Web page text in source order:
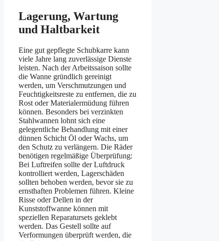
Lagerung, Wartung
und Haltbarkeit
Eine gut gepflegte Schubkarre kann
viele Jahre lang zuverlässige Dienste
leisten. Nach der Arbeitssaison sollte
die Wanne gründlich gereinigt
werden, um Verschmutzungen und
Feuchtigkeitsreste zu entfernen, die zu
Rost oder Materialermüdung führen
können. Besonders bei verzinkten
Stahlwannen lohnt sich eine
gelegentliche Behandlung mit einer
dünnen Schicht Öl oder Wachs, um
den Schutz zu verlängern. Die Räder
benötigen regelmäßige Überprüfung:
Bei Luftreifen sollte der Luftdruck
kontrolliert werden, Lagerschäden
sollten behoben werden, bevor sie zu
ernsthaften Problemen führen. Kleine
Risse oder Dellen in der
Kunststoffwanne können mit
speziellen Reparatursets geklebt
werden. Das Gestell sollte auf
Verformungen überprüft werden, die